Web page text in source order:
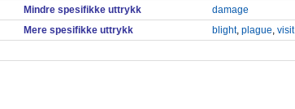
Mindre spesifikke uttrykk
damage
Mere spesifikke uttrykk
blight, plague, visit